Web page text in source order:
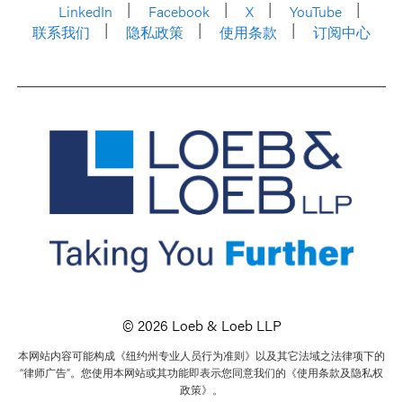
LinkedIn
Facebook X
YouTube
联系我们
隐私政策 使用条款 订阅中心
© 2026 Loeb & Loeb LLP
本网站内容可能构成《纽约州专业人员行为准则》以及其它法域之法律项下的
“律师广告”。您使用本网站或其功能即表示您同意我们的《使用条款及隐私权
政策》。